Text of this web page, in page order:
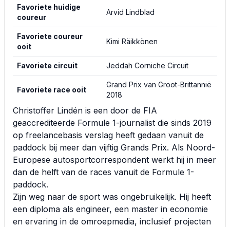
Favoriete huidige
coureur
Arvid Lindblad
Favoriete coureur
ooit
Kimi Räikkönen
Favoriete circuit Jeddah Corniche Circuit
Favoriete race ooit
Grand Prix van Groot-Brittannië
2018
Christoffer Lindén is een door de FIA
geaccrediteerde Formule 1-journalist die sinds 2019
op freelancebasis verslag heeft gedaan vanuit de
paddock bij meer dan vijftig Grands Prix. Als Noord-
Europese autosportcorrespondent werkt hij in meer
dan de helft van de races vanuit de Formule 1-
paddock.
Zijn weg naar de sport was ongebruikelijk. Hij heeft
een diploma als engineer, een master in economie
en ervaring in de omroepmedia, inclusief projecten